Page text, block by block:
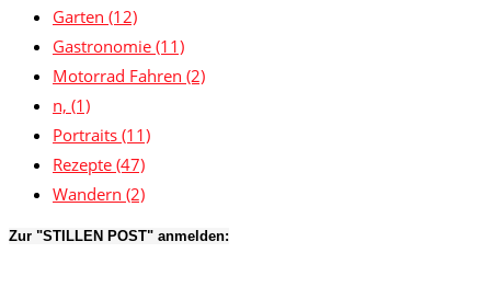
Garten (12)
Gastronomie (11)
Motorrad Fahren (2)
n, (1)
Portraits (11)
Rezepte (47)
Wandern (2)
Zur "STILLEN POST" anmelden: